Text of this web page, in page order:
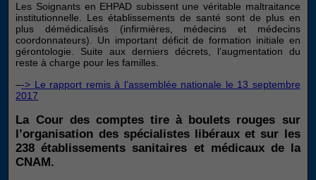
Les Soignants en EHPAD subissent une véritable maltraitance
institutionnelle. Les établissements de santé sont de plus en
plus démédicalisés (infirmières, médecins et médecins
coordonnateurs). Un important déficit de formation initiale en
gérontologie. Suite aux derniers décrets, l’augmentation du
reste à charge pour les familles.
–-> Le rapport remis à l’assemblée nationale le 13 septembre
2017
La Cour des comptes tire à boulets rouges sur
l’organisation des spécialistes libéraux et sur les
238 établissements sanitaires et médicaux de la
CNAM.